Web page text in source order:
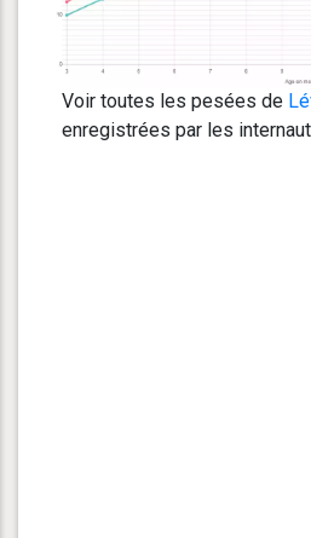
Voir toutes les pesées de
enregistrées par les